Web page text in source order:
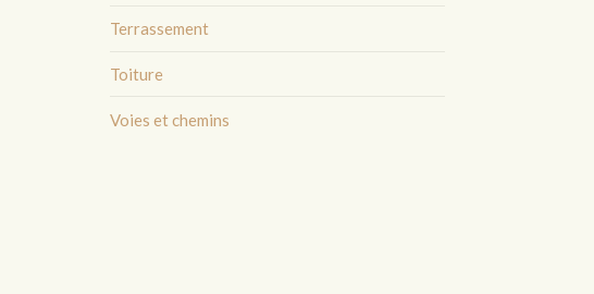
Terrassement
Toiture
Voies et chemins